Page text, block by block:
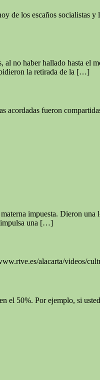
de los escaños socialistas
no haber hallado hasta el
pidieron la retirada de la […]
fueron
impuesta. Dieron
impulsa una […]
alacarta/videos/
50%. Por ejemplo, si